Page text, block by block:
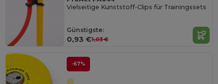
Vielseitige Kunststoff-Clips für Trainingssets
Günstigste:
0,93 €1,03 €
-67%